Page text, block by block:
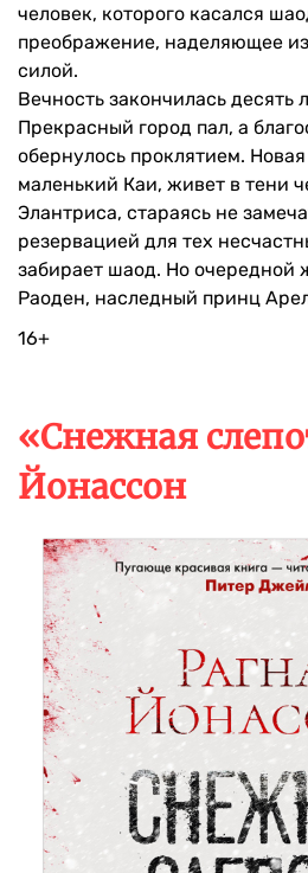
человек, которого касался
преображение, наделяющее
силой.
Вечность закончилась десять
Прекрасный город пал, а
обернулось проклятием.
маленький Каи, живет в тени
Элантриса, стараясь не
резервацией для тех
забирает шаод. Но очередной
Раоден, наследный принц
16+
«Снежная
Йонассон